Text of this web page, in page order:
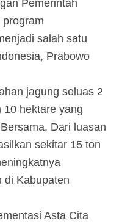
Pemerintah
salah satu
Prabowo
jagung seluas 2
10 hektare yang
Dari luasan
sekitar 15 ton
di Kabupaten
Asta Cita